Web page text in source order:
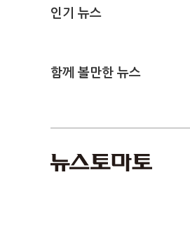
인기 뉴스
함께 볼만한 뉴스